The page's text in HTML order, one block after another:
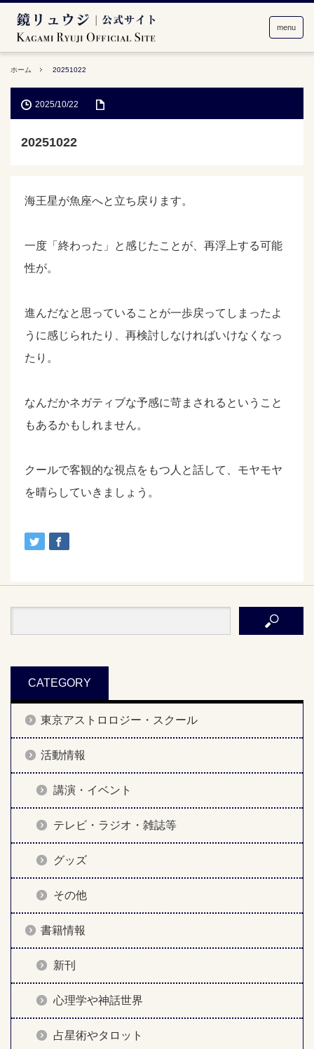
menu
ホーム 20251022
2025/10/22
20251022
海王星が魚座へと立ち戻ります。
一度「終わった」と感じたことが、再浮上する可能
性が。
進んだなと思っていることが一歩戻ってしまったよ
うに感じられたり、再検討しなければいけなくなっ
たり。
なんだかネガティブな予感に苛まされるということ
もあるかもしれません。
クールで客観的な視点をもつ人と話して、モヤモヤ
を晴らしていきましょう。
CATEGORY
東京アストロロジー・スクール
活動情報
講演・イベント
テレビ・ラジオ・雑誌等
グッズ
その他
書籍情報
新刊
心理学や神話世界
占星術やタロット